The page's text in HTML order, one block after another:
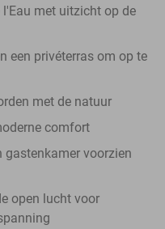
met uitzicht op de
een privéterras om op te
met de natuur
comfort
gastenkamer voorzien
open lucht voor